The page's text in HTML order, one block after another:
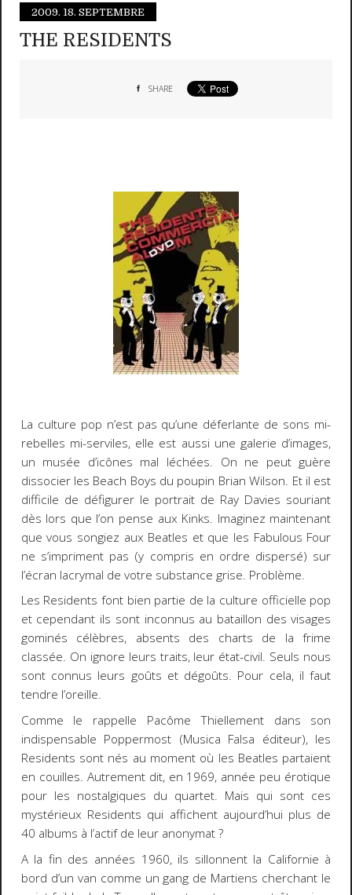
2009. 18. SEPTEMBRE
THE RESIDENTS
SHARE
La culture pop n’est pas qu’une déferlante de sons mi-
rebelles mi-serviles, elle est aussi une galerie d’images,
un musée d’icônes mal léchées. On ne peut guère
dissocier les Beach Boys du poupin Brian Wilson. Et il est
difficile de défigurer le portrait de Ray Davies souriant
dès lors que l’on pense aux Kinks. Imaginez maintenant
que vous songiez aux Beatles et que les Fabulous Four
ne s’impriment pas (y compris en ordre dispersé) sur
l’écran lacrymal de votre substance grise. Problème.
Les Residents font bien partie de la culture officielle pop
et cependant ils sont inconnus au bataillon des visages
gominés célèbres, absents des charts de la frime
classée. On ignore leurs traits, leur état-civil. Seuls nous
sont connus leurs goûts et dégoûts. Pour cela, il faut
tendre l’oreille.
Comme le rappelle Pacôme Thiellement dans son
indispensable Poppermost (Musica Falsa éditeur), les
Residents sont nés au moment où les Beatles partaient
en couilles. Autrement dit, en 1969, année peu érotique
pour les nostalgiques du quartet. Mais qui sont ces
mystérieux Residents qui affichent aujourd’hui plus de
40 albums à l’actif de leur anonymat ?
A la fin des années 1960, ils sillonnent la Californie à
bord d’un van comme un gang de Martiens cherchant le